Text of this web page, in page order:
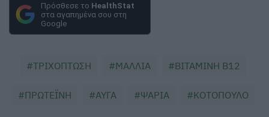
Πρόσθεσε το HealthStat
στα αγαπημένα σου στη
Google
ΤΡΙΧΟΠΤΩΣΗ ΜΑΛΛΙΑ ΒΙΤΑΜΙΝΗ Β12
ΠΡΩΤΕΪΝΗ ΑΥΓΑ ΨΑΡΙΑ ΚΟΤΟΠΟΥΛΟ